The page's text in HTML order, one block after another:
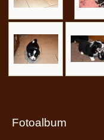
Fotoalbum